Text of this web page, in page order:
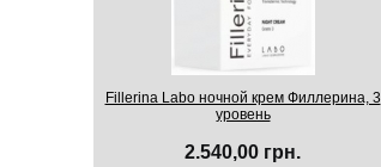
Fillerina Labo ночной крем Филлерина, 3
уровень
2.540,00 грн.